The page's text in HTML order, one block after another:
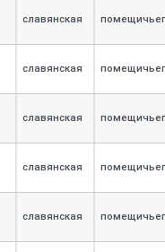
славянская
славянская
славянская
славянская
славянская